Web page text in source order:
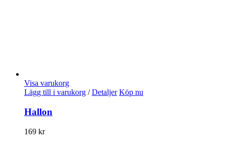
Visa varukorg
Lägg till i varukorg / Detaljer Köp nu
Hallon
169 kr